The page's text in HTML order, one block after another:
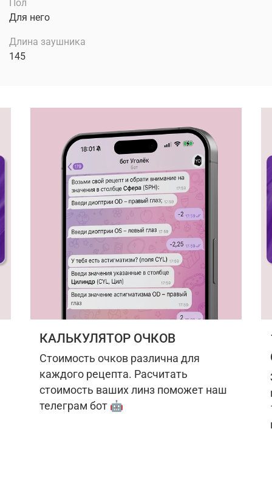
Пол
Для него
Длина заушника
145
КАЛЬКУЛЯТОР ОЧКОВ
Стоимость очков различна для
каждого рецепта. Расчитать
стоимость ваших линз поможет наш
телеграм бот 🤖